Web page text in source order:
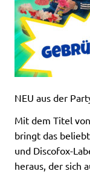
NEU aus der
Mit dem Titel
bringt das
und Discofox-
heraus, der sich